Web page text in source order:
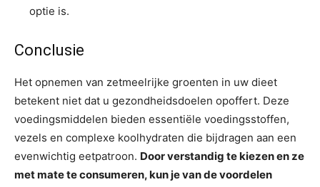
optie is.
Conclusie
Het opnemen van zetmeelrijke groenten in uw dieet
betekent niet dat u gezondheidsdoelen opoffert. Deze
voedingsmiddelen bieden essentiële voedingsstoffen,
vezels en complexe koolhydraten die bijdragen aan een
evenwichtig eetpatroon. Door verstandig te kiezen en ze
met mate te consumeren, kun je van de voordelen